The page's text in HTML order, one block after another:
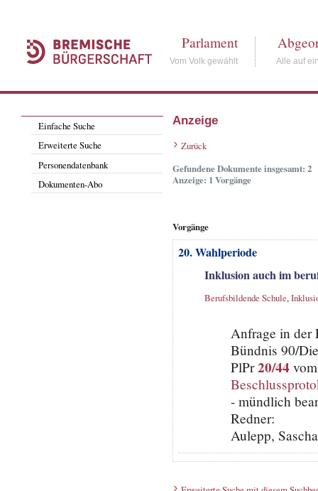
Parlament
Vom Volk gewählt Alle auf
Einfache Suche
Erweiterte Suche
Personendatenbank
Dokumenten-Abo
Anzeige
Zurück
Gefundene Dokumente insgesamt: 2
Anzeige: 1 Vorgänge
Vorgänge
20. Wahlperiode
Inklusion auch im
Berufsbildende Schule,
Anfrage in der
Bündnis 90/
PlPr20/44vom
- mündlich
Redner:
Aulepp,